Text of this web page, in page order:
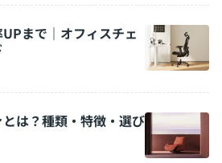
まで｜オフィスチェ
は？種類・特徴・選び